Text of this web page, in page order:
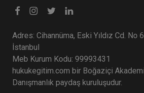
Adres: Cihannüma, Eski Yıldız Cd. No
İstanbul
Meb Kurum Kodu: 99993431
hukukegitim.com bir Boğaziçi
Danışmanlık paydaş kuruluşudur.